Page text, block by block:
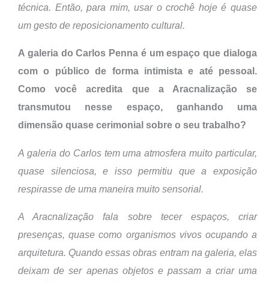
técnica. Então, para mim, usar o crochê hoje é quase
um gesto de reposicionamento cultural.
A galeria do Carlos Penna é um espaço que dialoga
com o público de forma intimista e até pessoal.
Como você acredita que a Aracnalização se
transmutou nesse espaço, ganhando uma
dimensão quase cerimonial sobre o seu trabalho?
A galeria do Carlos tem uma atmosfera muito particular,
quase silenciosa, e isso permitiu que a exposição
respirasse de uma maneira muito sensorial.
A Aracnalização fala sobre tecer espaços, criar
presenças, quase como organismos vivos ocupando a
arquitetura. Quando essas obras entram na galeria, elas
deixam de ser apenas objetos e passam a criar uma